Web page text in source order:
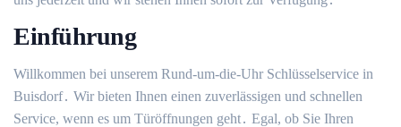
Einführung
Willkommen bei unserem Rund-um-die-Uhr Schlüsselservice in
Buisdorf․ Wir bieten Ihnen einen zuverlässigen und schnellen
Service, wenn es um Türöffnungen geht․ Egal, ob Sie Ihren